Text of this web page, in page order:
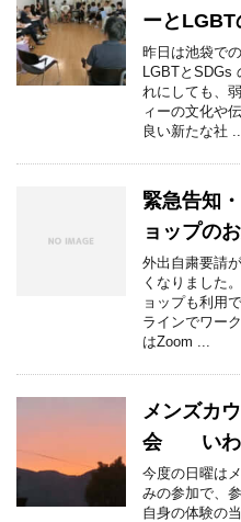
ーとLGBT
昨日は池袋で
LGBTとSDGs
れにしても、
ィーの文化や
良い新たな社
緊急告知
ョップの
外出自粛要請
くなりました
ョップも利用
ラインでワー
はZoom ...
メンズカ
会 いわ
今度の日曜は
みの参加で、
自身の体験の